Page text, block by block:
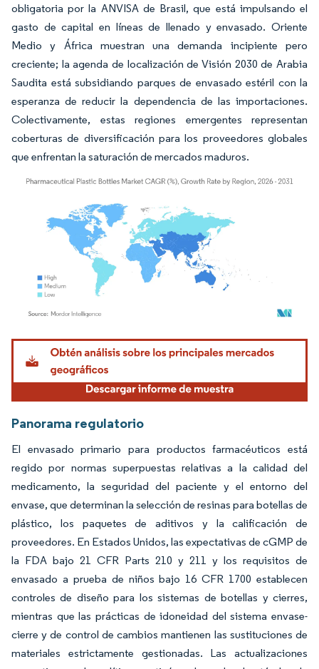
obligatoria por la ANVISA de Brasil, que está impulsando el
gasto de capital en líneas de llenado y envasado. Oriente
Medio y África muestran una demanda incipiente pero
creciente; la agenda de localización de Visión 2030 de Arabia
Saudita está subsidiando parques de envasado estéril con la
esperanza de reducir la dependencia de las importaciones.
Colectivamente, estas regiones emergentes representan
coberturas de diversificación para los proveedores globales
que enfrentan la saturación de mercados maduros.
Imagen © Mordor Intelligence. El uso requiere atribución según CC BY 4.0.
Panorama regulatorio
El envasado primario para productos farmacéuticos está
regido por normas superpuestas relativas a la calidad del
medicamento, la seguridad del paciente y el entorno del
envase, que determinan la selección de resinas para botellas de
plástico, los paquetes de aditivos y la calificación de
proveedores. En Estados Unidos, las expectativas de cGMP de
la FDA bajo 21 CFR Parts 210 y 211 y los requisitos de
envasado a prueba de niños bajo 16 CFR 1700 establecen
controles de diseño para los sistemas de botellas y cierres,
mientras que las prácticas de idoneidad del sistema envase-
cierre y de control de cambios mantienen las sustituciones de
materiales estrictamente gestionadas. Las actualizaciones